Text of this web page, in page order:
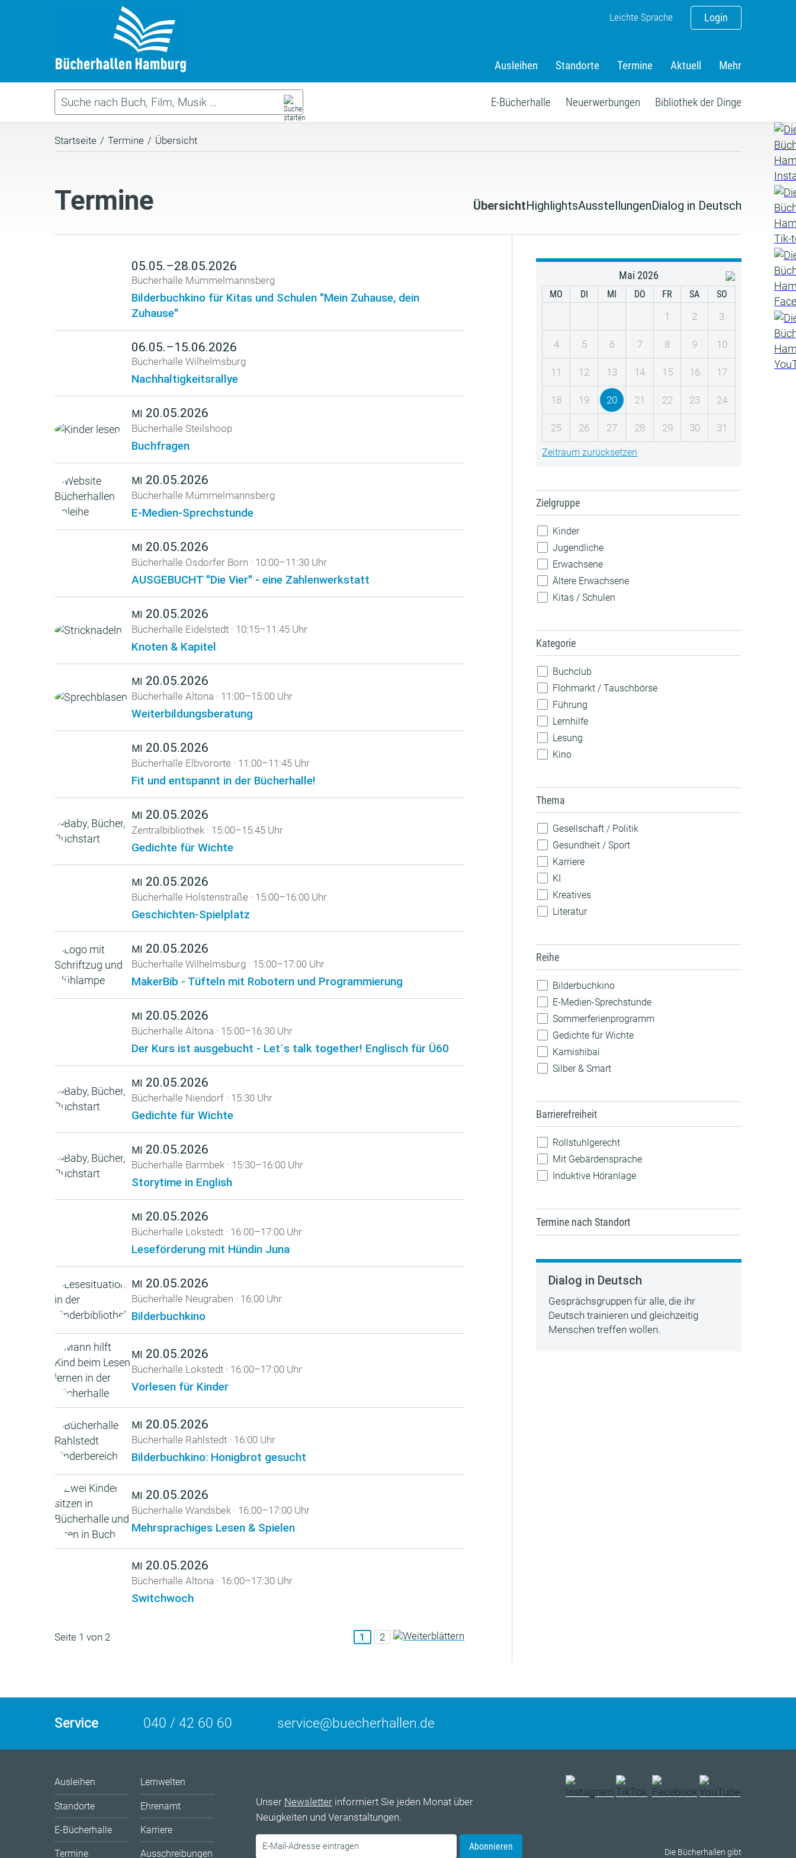
Login
Leichte Sprache
Ausleihen Standorte Termine Aktuell Mehr
E-Bücherhalle Neuerwerbungen Bibliothek der Dinge
Startseite / Termine / Übersicht
Termine ÜbersichtHighlightsAusstellungenDialog in Deutsch
05.05.–28.05.2026
Bücherhalle Mümmelmannsberg
Bilderbuchkino für Kitas und Schulen "Mein Zuhause, dein
Zuhause"
06.05.–15.06.2026
Bücherhalle Wilhelmsburg
Nachhaltigkeitsrallye
MI 20.05.2026
Bücherhalle Steilshoop
Buchfragen
MI 20.05.2026
Bücherhalle Mümmelmannsberg
E-Medien-Sprechstunde
MI 20.05.2026
Bücherhalle Osdorfer Born · 10:00–11:30 Uhr
AUSGEBUCHT "Die Vier" - eine Zahlenwerkstatt
MI 20.05.2026
Bücherhalle Eidelstedt · 10:15–11:45 Uhr
Knoten & Kapitel
MI 20.05.2026
Bücherhalle Altona · 11:00–15:00 Uhr
Weiterbildungsberatung
MI 20.05.2026
Bücherhalle Elbvororte · 11:00–11:45 Uhr
Fit und entspannt in der Bücherhalle!
MI 20.05.2026
Zentralbibliothek · 15:00–15:45 Uhr
Gedichte für Wichte
MI 20.05.2026
Bücherhalle Holstenstraße · 15:00–16:00 Uhr
Geschichten-Spielplatz
MI 20.05.2026
Bücherhalle Wilhelmsburg · 15:00–17:00 Uhr
MakerBib - Tüfteln mit Robotern und Programmierung
MI 20.05.2026
Bücherhalle Altona · 15:00–16:30 Uhr
Der Kurs ist ausgebucht - Let´s talk together! Englisch für Ü60
MI 20.05.2026
Bücherhalle Niendorf · 15:30 Uhr
Gedichte für Wichte
MI 20.05.2026
Bücherhalle Barmbek · 15:30–16:00 Uhr
Storytime in English
MI 20.05.2026
Bücherhalle Lokstedt · 16:00–17:00 Uhr
Leseförderung mit Hündin Juna
MI 20.05.2026
Bücherhalle Neugraben · 16:00 Uhr
Bilderbuchkino
MI 20.05.2026
Bücherhalle Lokstedt · 16:00–17:00 Uhr
Vorlesen für Kinder
MI 20.05.2026
Bücherhalle Rahlstedt · 16:00 Uhr
Bilderbuchkino: Honigbrot gesucht
MI 20.05.2026
Bücherhalle Wandsbek · 16:00–17:00 Uhr
Mehrsprachiges Lesen & Spielen
MI 20.05.2026
Bücherhalle Altona · 16:00–17:30 Uhr
Switchwoch
Seite 1 von 2 1 2
Mai 2026
MO DI MI DO FR SA SO
1 2 3
4 5 6 7 8 9 10
11 12 13 14 15 16 17
18 19 20 21 22 23 24
25 26 27 28 29 30 31
Zeitraum zurücksetzen
Zielgruppe
Kinder
Jugendliche
Erwachsene
Ältere Erwachsene
Kitas / Schulen
Kategorie
Buchclub
Flohmarkt / Tauschbörse
Führung
Lernhilfe
Lesung
Kino
Spiele
Theateraufführung
Weiterbildung / Beratung
Thema
Gesellschaft / Politik
Gesundheit / Sport
Karriere
KI
Kreatives
Literatur
Musik
Nachhaltigkeit
Reihe
Bilderbuchkino
E-Medien-Sprechstunde
Sommerferienprogramm
Gedichte für Wichte
Kamishibai
Silber & Smart
Barrierefreiheit
Rollstuhlgerecht
Mit Gebärdensprache
Induktive Höranlage
Termine nach Standort
Dialog in Deutsch
Gesprächsgruppen für alle, die ihr
Deutsch trainieren und gleichzeitig
Menschen treffen wollen.
Service 040 / 42 60 60 service@buecherhallen.de
Ausleihen
Standorte
E-Bücherhalle
Termine
Lernwelten
Ehrenamt
Karriere
Ausschreibungen
Unser Newsletter informiert Sie jeden Monat über
Neuigkeiten und Veranstaltungen.
Abonnieren
Die Bücherhallen gibt